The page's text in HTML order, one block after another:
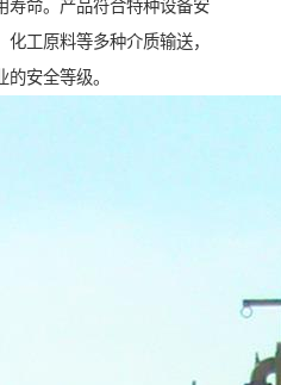
寿命。产品符合特种设备安
工原料等多种介质输送，
安全等级。